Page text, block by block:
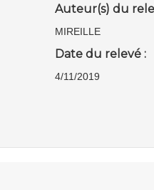
Auteur(s) du
MIREILLE
Date du relevé :
4/11/2019